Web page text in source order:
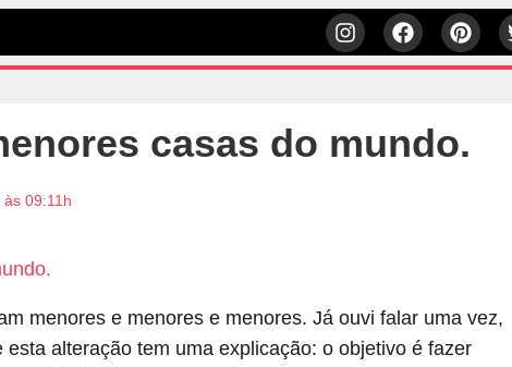
casas do mundo.
09:11h
menores e menores e menores. Já ouvi falar uma vez,
alteração tem uma explicação: o objetivo é fazer